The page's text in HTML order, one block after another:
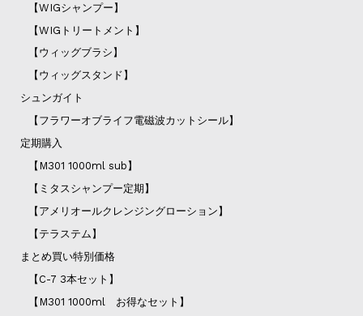
【WIGシャンプー】
【WIGトリートメント】
【ウィッグブラシ】
【ウィッグスタンド】
シュンガイト
【フラワーオブライフ電磁波カットシール】
定期購入
【M301 1000ml sub】
【ミタスシャンプー定期】
【アメリオールクレンジングローション】
【テラステム】
まとめ買い特別価格
【C-7 3本セット】
【M301 1000ml お得なセット】